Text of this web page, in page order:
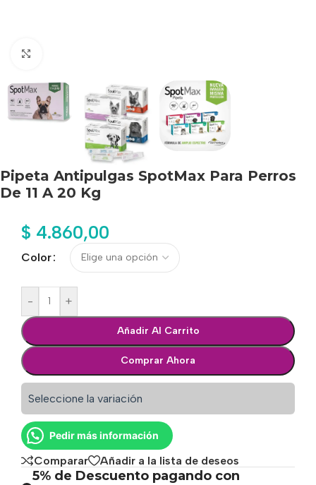
Pipeta Antipulgas SpotMax Para Perros
De 11 A 20 Kg
$ 4.860,00
Color
- +
Añadir Al Carrito
Comprar Ahora
Seleccione la variación
Pedir más información
Comparar Añadir a la lista de deseos
5% de Descuento pagando con